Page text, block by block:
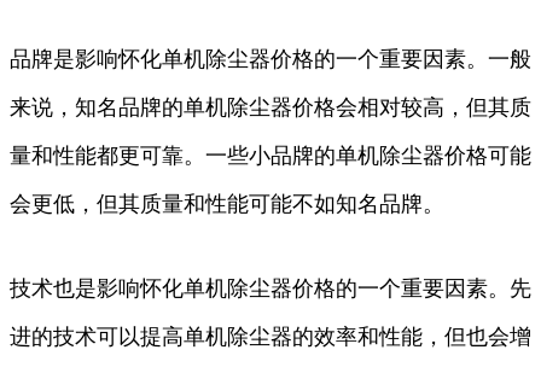
品牌是影响怀化单机除尘器价格的一个重要因素。一般
来说，知名品牌的单机除尘器价格会相对较高，但其质
量和性能都更可靠。一些小品牌的单机除尘器价格可能
会更低，但其质量和性能可能不如知名品牌。
技术也是影响怀化单机除尘器价格的一个重要因素。先
进的技术可以提高单机除尘器的效率和性能，但也会增